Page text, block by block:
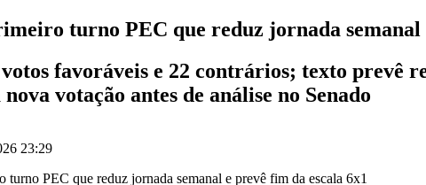
turno PEC que reduz jornada semanal
favoráveis e 22 contrários; texto prevê
votação antes de análise no Senado
23:29